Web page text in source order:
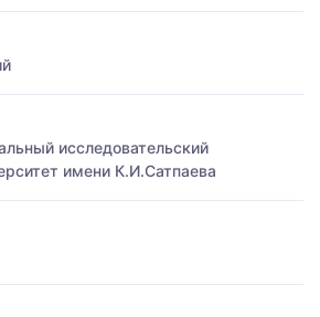
исследовательский
имени К.И.Сатпаева